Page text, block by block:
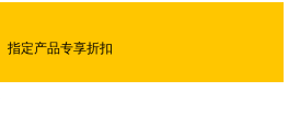
指定产品专享折扣